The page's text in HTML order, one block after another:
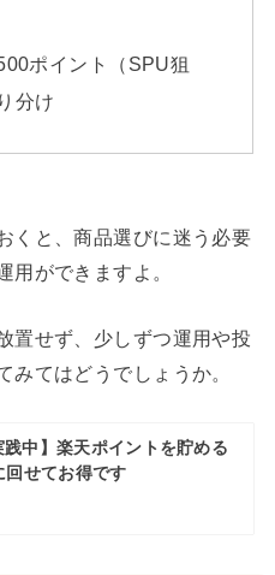
ポイント（SPU狙
分け
くと、商品選びに迷う必要
用ができますよ。
置せず、少しずつ運用や投
みてはどうでしょうか。
践中】楽天ポイントを貯める
回せてお得です